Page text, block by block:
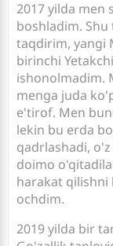
2017 yilda men
boshladim.
taqdirim, yangi
birinchi
ishonolmadim.
menga juda
e'tirof. Men
lekin bu erda
qadrlashadi,
doimo
harakat qilishni
ochdim.
2019 yilda bir